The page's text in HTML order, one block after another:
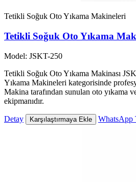
Tetikli Soğuk Oto Yıkama Makineleri
Tetikli Soğuk Oto Yıkama
Model: JSKT-250
Tetikli Soğuk Oto Yıkama Makinası
Yıkama Makineleri kategorisinde
Makina tarafından sunulan oto yıkama
ekipmanıdır.
Detay Karşılaştırmaya Ekle WhatsApp